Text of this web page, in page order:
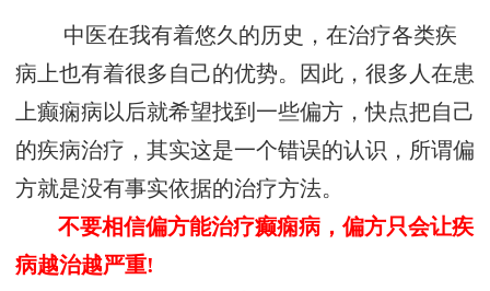
中医在我有着悠久的历史，在治疗各类疾
病上也有着很多自己的优势。因此，很多人在患
上癫痫病以后就希望找到一些偏方，快点把自己
的疾病治疗，其实这是一个错误的认识，所谓偏
方就是没有事实依据的治疗方法。
不要相信偏方能治疗癫痫病，偏方只会让疾
病越治越严重!